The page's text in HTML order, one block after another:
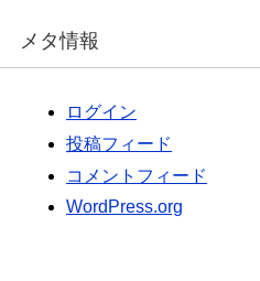
メタ情報
ログイン
投稿フィード
コメントフィード
WordPress.org